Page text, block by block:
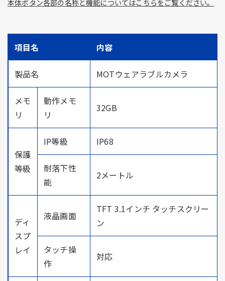
本体ボタン各部の名称と機能についてはこちらをご覧ください。
項目名 内容
製品名 MOTウェアラブルカメラ
メモ
リ
動作メモ
リ
32GB
保護
等級
IP等級 IP68
耐落下性
能
2メートル
ディ
スプ
レイ
液晶画面
TFT 3.1インチ タッチスクリー
ン
タッチ操
作
対応